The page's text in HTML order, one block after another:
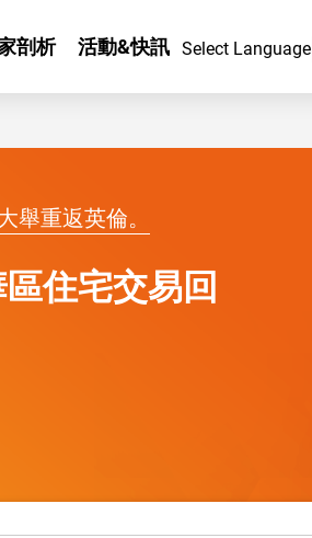
剖析 活動&快訊 Select Language
舉重返英倫。
住宅交易回